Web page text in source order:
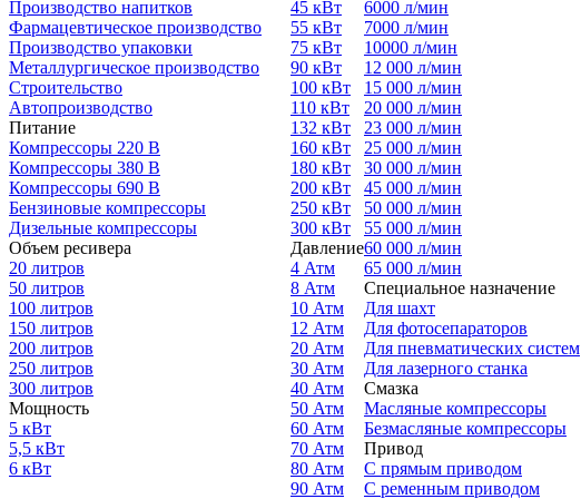
Производство напитков
Фармацевтическое производство
Производство упаковки
Металлургическое производство
Строительство
Автопроизводство
Питание
Компрессоры 220 В
Компрессоры 380 В
Компрессоры 690 В
Бензиновые компрессоры
Дизельные компрессоры
Объем ресивера
20 литров
50 литров
100 литров
150 литров
200 литров
250 литров
300 литров
Мощность
5 кВт
5,5 кВт
6 кВт
45 кВт
55 кВт
75 кВт
90 кВт
100 кВт
110 кВт
132 кВт
160 кВт
180 кВт
200 кВт
250 кВт
300 кВт
Давление
4 Атм
8 Атм
10 Атм
12 Атм
20 Атм
30 Атм
40 Атм
50 Атм
60 Атм
70 Атм
80 Атм
90 Атм
6000 л/мин
7000 л/мин
10000 л/мин
12 000 л/мин
15 000 л/мин
20 000 л/мин
23 000 л/мин
25 000 л/мин
30 000 л/мин
45 000 л/мин
50 000 л/мин
55 000 л/мин
60 000 л/мин
65 000 л/мин
Специальное назначение
Для шахт
Для фотосепараторов
Для пневматических систем
Для лазерного станка
Смазка
Масляные компрессоры
Безмасляные компрессоры
Привод
С прямым приводом
С ременным приводом